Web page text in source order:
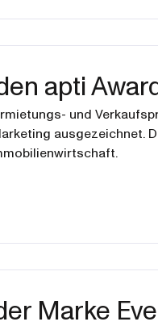
apti
und
ausgezeichnet.
Marke